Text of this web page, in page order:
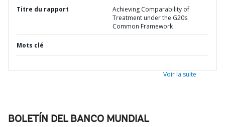
Titre du rapport
Achieving Comparability of
Treatment under the G20s
Common Framework
Mots clé
Voir la suite
BOLETÍN DEL BANCO MUNDIAL